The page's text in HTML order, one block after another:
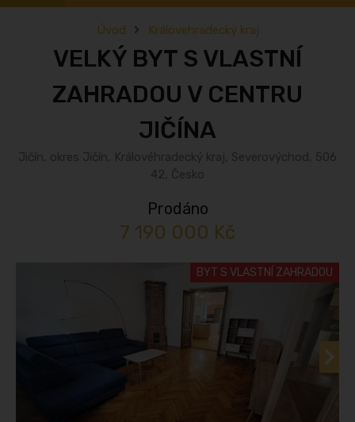
Úvod Královehradecký kraj
VELKÝ BYT S VLASTNÍ
ZAHRADOU V CENTRU
JIČÍNA
Prodáno
7 190 000 Kč
BYT S VLASTNÍ ZAHRADOU